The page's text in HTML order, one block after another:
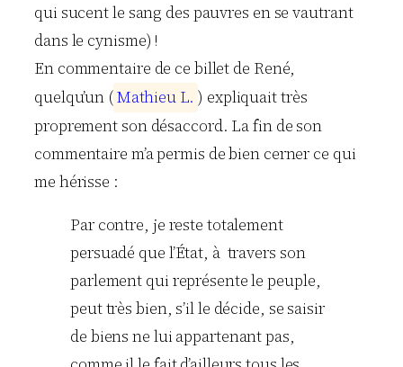
qui sucent le sang des pauvres en se vautrant
dans le cynisme) !
En commentaire de ce billet de René,
quelqu’un (Mathieu L. ) expliquait très
proprement son désaccord. La fin de son
commentaire m’a permis de bien cerner ce qui
me hérisse :
Par contre, je reste totalement
persuadé que l’État, à travers son
parlement qui représente le peuple,
peut très bien, s’il le décide, se saisir
de biens ne lui appartenant pas,